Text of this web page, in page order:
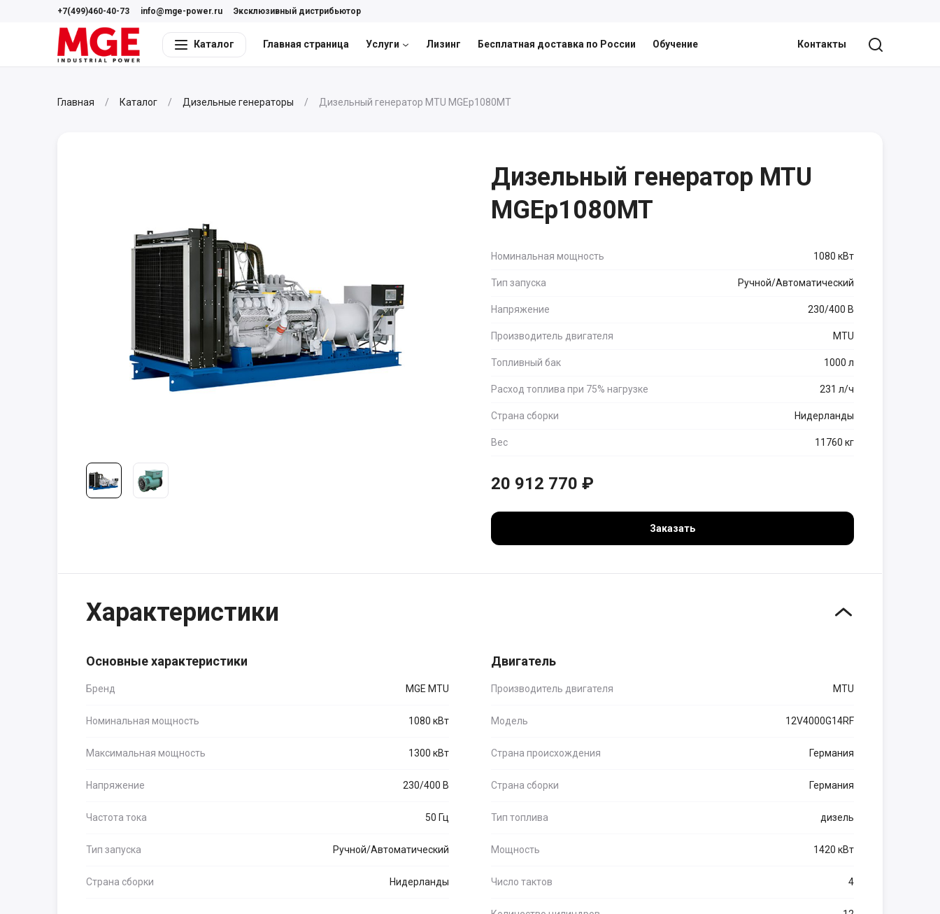
+7(499)460-40-73 info@mge-power.ru Эксклюзивный дистрибьютор
Каталог Главная страница Услуги Лизинг Бесплатная доставка по России Обучение Контакты
Главная Каталог Дизельные генераторы Дизельный генератор MTU MGEp1080MT
Дизельный генератор MTU
MGEp1080MT
Номинальная мощность 1080 кВт
Тип запуска Ручной/Автоматический
Напряжение 230/400 В
Производитель двигателя MTU
Топливный бак 1000 л
Расход топлива при 75% нагрузке 231 л/ч
Страна сборки Нидерланды
Вес 11760 кг
20 912 770 ₽
Заказать
Характеристики
Основные характеристики
Бренд MGE MTU
Номинальная мощность 1080 кВт
Максимальная мощность 1300 кВт
Напряжение 230/400 В
Частота тока 50 Гц
Тип запуска Ручной/Автоматический
Страна сборки Нидерланды
Двигатель
Производитель двигателя MTU
Модель 12V4000G14RF
Страна происхождения Германия
Страна сборки Германия
Тип топлива дизель
Мощность 1420 кВт
Число тактов 4